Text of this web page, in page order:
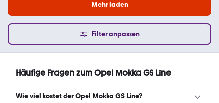
Mehr laden
Filter anpassen
Häufige Fragen zum Opel Mokka GS Line
Wie viel kostet der Opel Mokka GS Line?